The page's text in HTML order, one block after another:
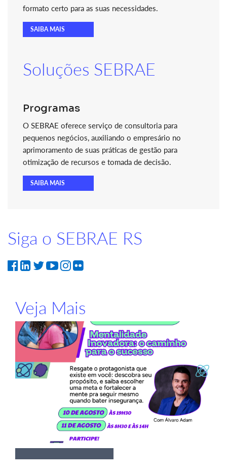
formato certo para as suas necessidades.
SAIBA MAIS
Soluções SEBRAE
Programas
O SEBRAE oferece serviço de consultoria para
pequenos negócios, auxiliando o empresário no
aprimoramento de suas práticas de gestão para
otimização de recursos e tomada de decisão.
SAIBA MAIS
Siga o SEBRAE RS
Veja Mais